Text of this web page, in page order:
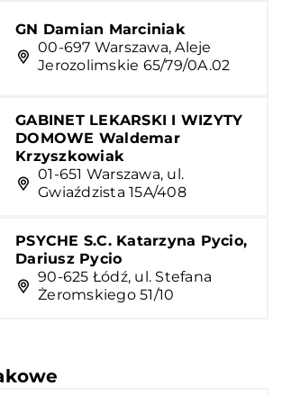
GN Damian Marciniak
00-697 Warszawa, Aleje
Jerozolimskie 65/79/0A.02
GABINET LEKARSKI I WIZYTY
DOMOWE Waldemar
Krzyszkowiak
01-651 Warszawa, ul.
Gwiaździsta 15A/408
PSYCHE S.C. Katarzyna Pycio,
Dariusz Pycio
90-625 Łódź, ul. Stefana
Żeromskiego 51/10